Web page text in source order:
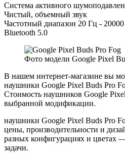
Система активного
Чистый, объемный звук
Частотный диапазон 20 Гц -
Bluetooth 5.0
Фото модели Google Pixel
В нашем интернет-магазине вы
наушники Google Pixel Buds Pro
Стоимость наушников Google
выбранной модификации.
наушники Google Pixel Buds Pro
цены, производительности и
разных конфигурациях и цветах
задачи.